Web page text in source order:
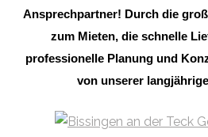
Ansprechpartner! Durch die
zum Mieten, die schnelle
professionelle Planung und
von unserer